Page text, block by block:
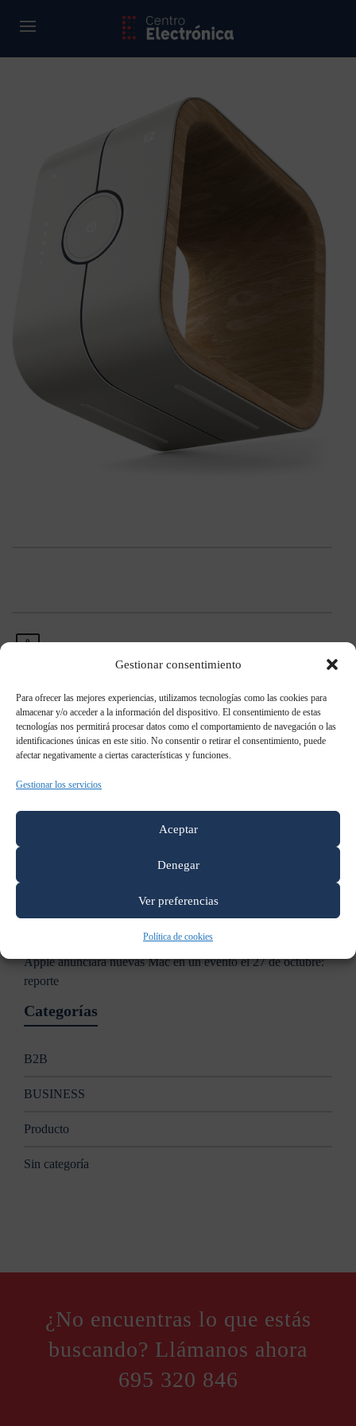
Gestionar consentimiento
Para ofrecer las mejores experiencias, utilizamos tecnologías como las cookies para
almacenar y/o acceder a la información del dispositivo. El consentimiento de estas
tecnologías nos permitirá procesar datos como el comportamiento de navegación o las
identificaciones únicas en este sitio. No consentir o retirar el consentimiento, puede
afectar negativamente a ciertas características y funciones.
Gestionar los servicios
Aceptar
Denegar
Ver preferencias
Política de cookies
0
Entradas recientes
Signage”
Apple anunciará nuevas Mac en un evento el 27 de octubre:
reporte
Categorías
B2B
BUSINESS
Producto
Sin categoría
¿No encuentras lo que estás
buscando? Llámanos ahora
695 320 846